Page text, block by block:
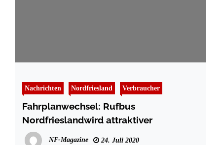
Nachrichten Nordfriesland Verbraucher
Fahrplanwechsel: Rufbus
Nordfrieslandwird attraktiver
NF-Magazine 24. Juli 2020